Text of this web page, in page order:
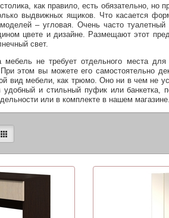
как правило, есть обязательно,
выдвижных ящиков. Что касается
– угловая. Очень часто
цвете и дизайне. Размещают этот
свет.
не требует отдельного места
При этом вы можете его самостоятельно
вид мебели, как трюмо. Оно ни в чем не
удобный и стильный пуфик или
или в комплекте в нашем магазине.